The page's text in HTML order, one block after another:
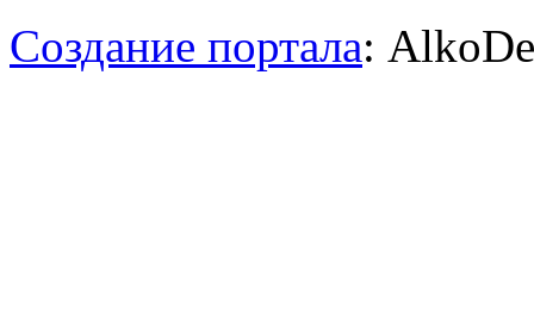
Создание портала: